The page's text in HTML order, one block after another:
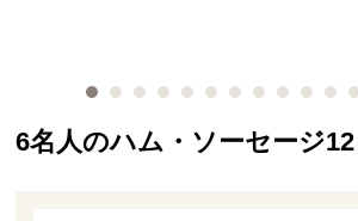
6名人のハム・ソーセージ